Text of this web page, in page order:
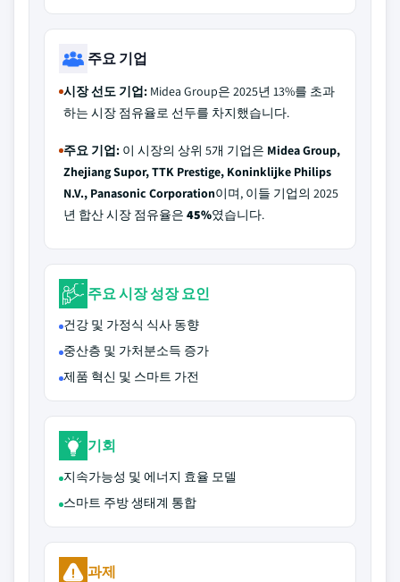
주요 기업
시장 선도 기업: Midea Group은 2025년 13%를 초과
하는 시장 점유율로 선두를 차지했습니다.
주요 기업: 이 시장의 상위 5개 기업은 Midea Group,
Zhejiang Supor, TTK Prestige, Koninklijke Philips
N.V., Panasonic Corporation이며, 이들 기업의 2025
년 합산 시장 점유율은 45%였습니다.
주요 시장 성장 요인
건강 및 가정식 식사 동향
중산층 및 가처분소득 증가
제품 혁신 및 스마트 가전
기회
지속가능성 및 에너지 효율 모델
스마트 주방 생태계 통합
과제